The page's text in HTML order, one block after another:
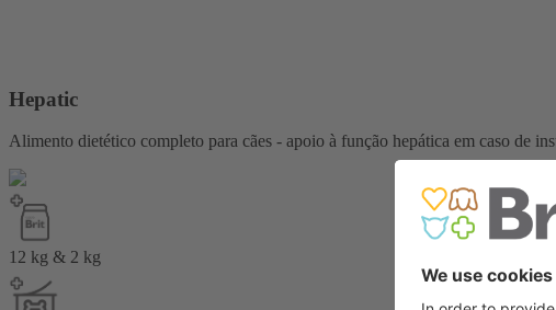
Hepatic
Alimento dietético completo para cães - apoio à função hepática em caso de
12 kg & 2 kg